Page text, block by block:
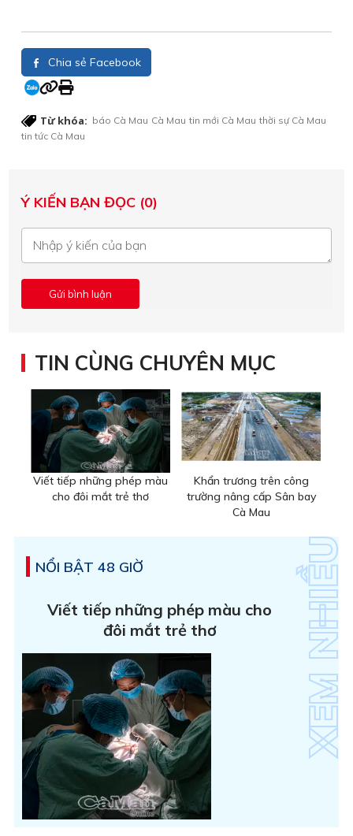
Chia sẻ Facebook
Từ khóa: báo Cà Mau Cà Mau tin mới Cà Mau thời sự Cà Mau
tin tức Cà Mau
Ý KIẾN BẠN ĐỌC (0)
TIN CÙNG CHUYÊN MỤC
Viết tiếp những phép màu
cho đôi mắt trẻ thơ
Khẩn trương trên công
trường nâng cấp Sân bay
Cà Mau
NỔI BẬT 48 GIỜ
Viết tiếp những phép màu cho
đôi mắt trẻ thơ